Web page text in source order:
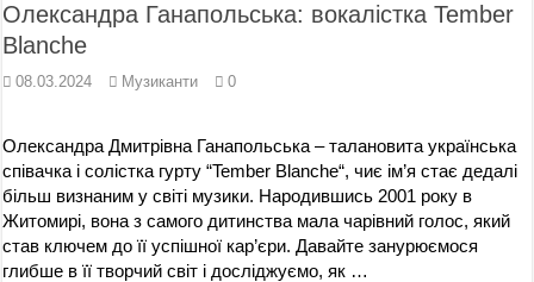
Олександра Ганапольська: вокалістка Tember
Blanche
08.03.2024 Музиканти 0
Олександра Дмитрівна Ганапольська – талановита українська
співачка і солістка гурту “Tember Blanche“, чиє ім’я стає дедалі
більш визнаним у світі музики. Народившись 2001 року в
Житомирі, вона з самого дитинства мала чарівний голос, який
став ключем до її успішної кар’єри. Давайте занурюємося
глибше в її творчий світ і досліджуємо, як …